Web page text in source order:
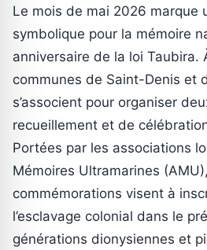
Le mois de mai 2026 marque
symbolique pour la mémoire
anniversaire de la loi Taubira.
communes de Saint-Denis et
s’associent pour organiser
recueillement et de
Portées par les associations
Mémoires Ultramarines
commémorations visent à
l’esclavage colonial dans le
générations dionysiennes et